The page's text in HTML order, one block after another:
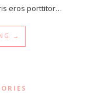
eros porttitor…
→